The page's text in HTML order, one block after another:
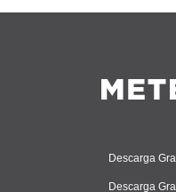
Descarga
Descarga